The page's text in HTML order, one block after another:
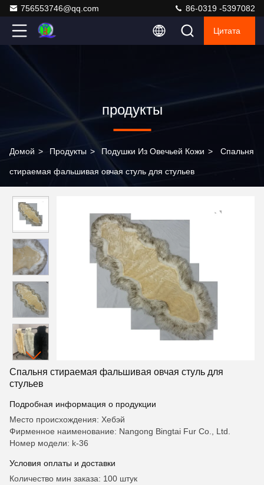
756553746@qq.com 86-0319 -5397082
Цитата
продукты
Домой > Продукты > Подушки Из Овечьей Кожи > Спальня
стираемая фальшивая овчая стуль для стульев
Спальня стираемая фальшивая овчая стуль для
стульев
Подробная информация о продукции
Место происхождения: Хебэй
Фирменное наименование: Nangong Bingtai Fur Co., Ltd.
Номер модели: k-36
Условия оплаты и доставки
Количество мин заказа: 100 штук